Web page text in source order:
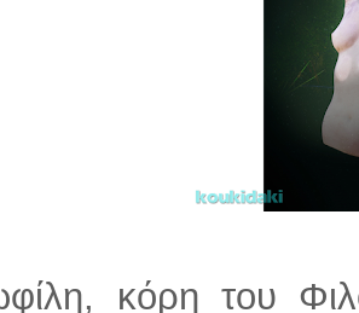
κόρη του